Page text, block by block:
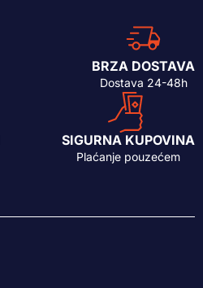
BRZA DOSTAVA
Dostava 24-48h
SIGURNA KUPOVINA
Plaćanje pouzećem